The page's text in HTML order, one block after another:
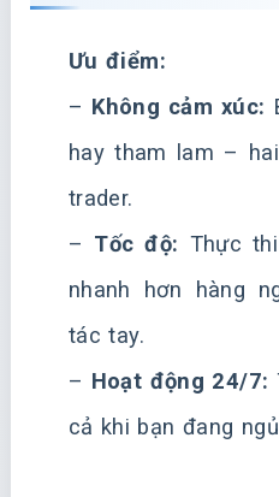
Ưu điểm:
– Không cảm xúc:
hay tham lam –
trader.
– Tốc độ: Thực
nhanh hơn hàng
tác tay.
– Hoạt động 24/7:
cả khi bạn đang